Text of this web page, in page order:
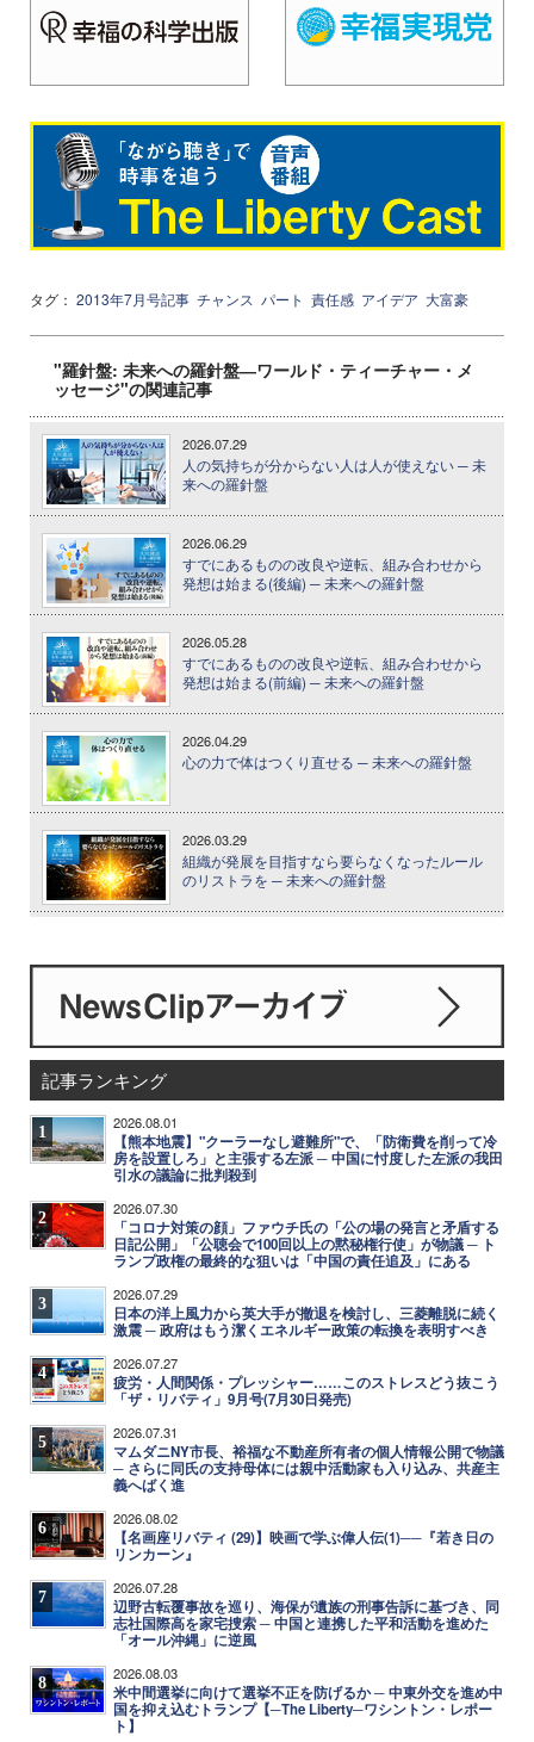
タグ： 2013年7月号記事 チャンス パート 責任感 アイデア 大富豪
"羅針盤: 未来への羅針盤―ワールド・ティーチャー・メ
ッセージ"の関連記事
2026.07.29
人の気持ちが分からない人は人が使えない ─ 未
来への羅針盤
2026.06.29
すでにあるものの改良や逆転、組み合わせから
発想は始まる(後編) ─ 未来への羅針盤
2026.05.28
すでにあるものの改良や逆転、組み合わせから
発想は始まる(前編) ─ 未来への羅針盤
2026.04.29
心の力で体はつくり直せる ─ 未来への羅針盤
2026.03.29
組織が発展を目指すなら要らなくなったルール
のリストラを ─ 未来への羅針盤
記事ランキング
1 2026.08.01
【熊本地震】"クーラーなし避難所"で、「防衛費を削って冷
房を設置しろ」と主張する左派 ─ 中国に忖度した左派の我田
引水の議論に批判殺到
2 2026.07.30
「コロナ対策の顔」ファウチ氏の「公の場の発言と矛盾する
日記公開」「公聴会で100回以上の黙秘権行使」が物議 ─ ト
ランプ政権の最終的な狙いは「中国の責任追及」にある
3 2026.07.29
日本の洋上風力から英大手が撤退を検討し、三菱離脱に続く
激震 ─ 政府はもう潔くエネルギー政策の転換を表明すべき
4 2026.07.27
疲労・人間関係・プレッシャー……このストレスどう抜こう
「ザ・リバティ」9月号(7月30日発売)
5 2026.07.31
マムダニNY市長、裕福な不動産所有者の個人情報公開で物議
─ さらに同氏の支持母体には親中活動家も入り込み、共産主
義へばく進
6 2026.08.02
【名画座リバティ (29)】映画で学ぶ偉人伝(1)──『若き日の
リンカーン』
7 2026.07.28
辺野古転覆事故を巡り、海保が遺族の刑事告訴に基づき、同
志社国際高を家宅捜索 ─ 中国と連携した平和活動を進めた
「オール沖縄」に逆風
8 2026.08.03
米中間選挙に向けて選挙不正を防げるか ─ 中東外交を進め中
国を抑え込むトランプ【─The Liberty─ワシントン・レポー
ト】